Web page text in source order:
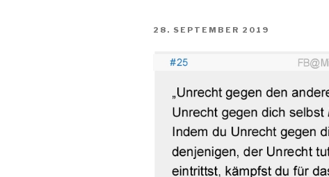
VERÖFFENTLICHT
28. SEPTEMBER 2019